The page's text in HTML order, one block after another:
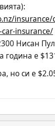
insurance/
Нисан
година е
но си е